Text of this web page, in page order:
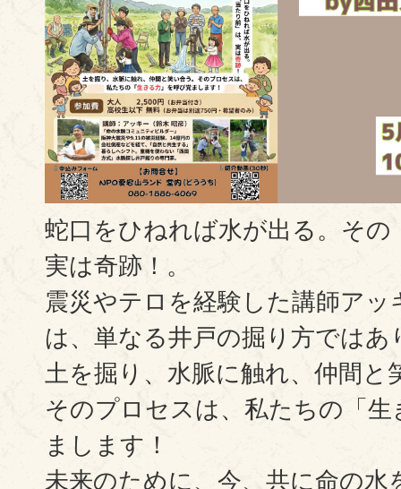
蛇口をひねれば水が出る。その
実は奇跡！。
震災やテロを経験した講師アッ
は、単なる井戸の掘り方ではあ
土を掘り、水脈に触れ、仲間と
そのプロセスは、私たちの「
まします！
未来のために、今、共に命の水